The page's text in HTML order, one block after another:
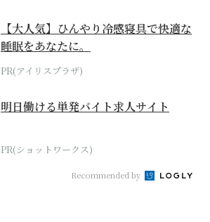
【大人気】ひんやり冷感寝具で快適な
睡眠をあなたに。
PR(アイリスプラザ)
明日働ける単発バイト求人サイト
PR(ショットワークス)
Recommended by